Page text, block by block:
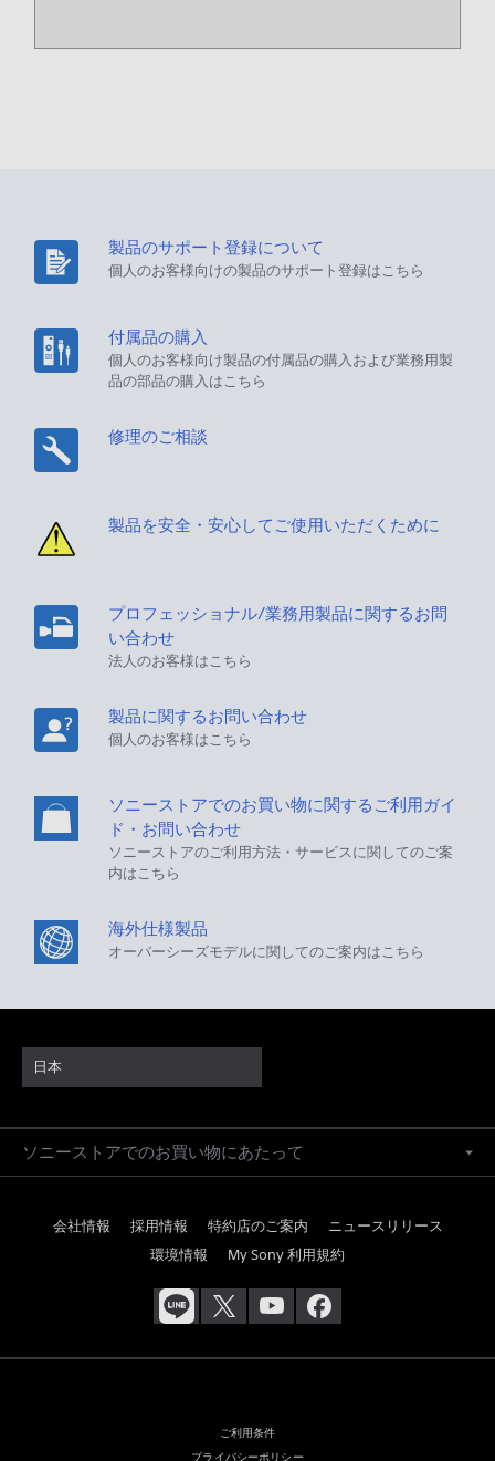
製品のサポート登録について
個人のお客様向けの製品のサポート登録はこちら
付属品の購入
個人のお客様向け製品の付属品の購入および業務用製
品の部品の購入はこちら
修理のご相談
製品を安全・安心してご使用いただくために
プロフェッショナル/業務用製品に関するお問
い合わせ
法人のお客様はこちら
製品に関するお問い合わせ
個人のお客様はこちら
ソニーストアでのお買い物に関するご利用ガイ
ド・お問い合わせ
ソニーストアのご利用方法・サービスに関してのご案
内はこちら
海外仕様製品
オーバーシーズモデルに関してのご案内はこちら
日本
ソニーストアでのお買い物にあたって
会社情報 採用情報 特約店のご案内
ニュースリリース
環境情報
My Sony 利用規約
ご利用条件
プライバシーポリシー